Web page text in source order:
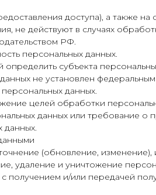
доступа), а также
не действуют в случаях
РФ.
персональных данных.
субъекта
не установлен
данных.
целей обработки
данных или требование
данных.
(обновление, изменение),
удаление и уничтожение
получением и/или передачей